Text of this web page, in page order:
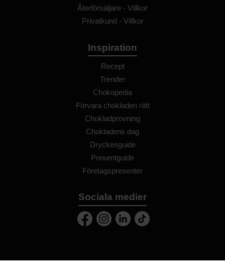
Återförsäljare - Villkor
Privatkund - Villkor
Inspiration
Recept
Trender
Chokopedia
Förvara chokladen rätt
Chokladprovning
Chokladens dag
Dryckesguide
Presentguide
Företagspresenter
Sociala medier